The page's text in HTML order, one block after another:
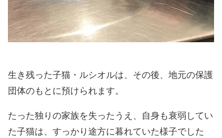
生き残った子猫・ルシオルは、その後、地元の保護
団体のもとに預けられます。
たった独りの家族を失ったうえ、自身も衰弱してい
た子猫は、すっかり途方に暮れていた様子でした